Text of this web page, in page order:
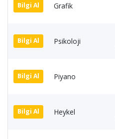
Bilgi Al Grafik
Bilgi Al Psikoloji
Bilgi Al Piyano
Bilgi Al Heykel